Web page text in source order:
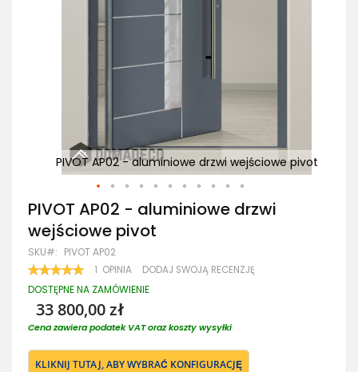
PIVOT AP02 - aluminiowe drzwi wejściowe pivot
Przejdź
na
początek
galerii
PIVOT AP02 - aluminiowe drzwi
wejściowe pivot
SKU PIVOT AP02
OCENA:
100 100
1 OPINIA DODAJ SWOJĄ RECENZJĘ
DOSTĘPNE NA ZAMÓWIENIE
33 800,00 zł
Cena zawiera podatek VAT oraz koszty wysyłki
KLIKNIJ TUTAJ, ABY WYBRAĆ KONFIGURACJĘ